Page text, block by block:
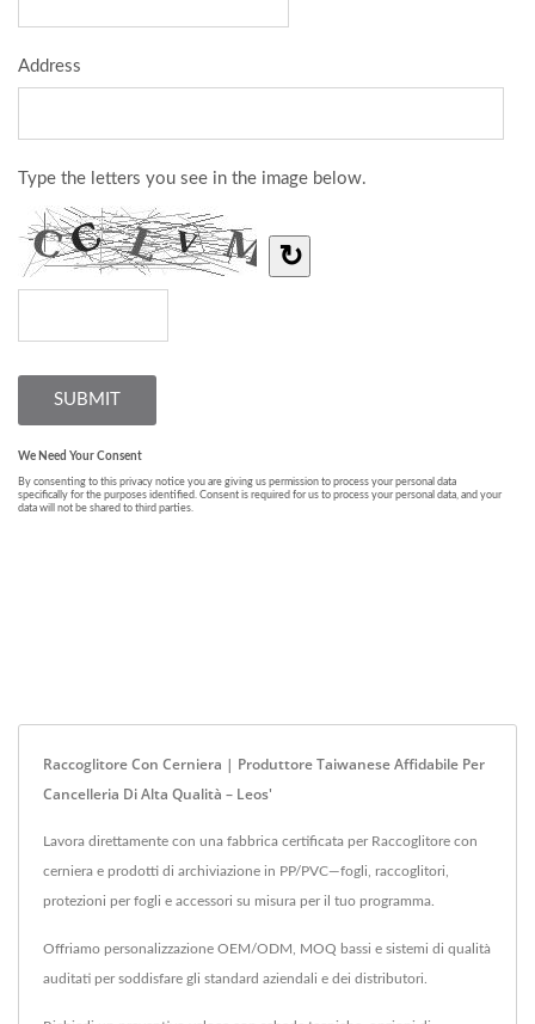
Raccoglitore Con Cerniera | Produttore Taiwanese Affidabile Per
Cancelleria Di Alta Qualità – Leos'
Lavora direttamente con una fabbrica certificata per Raccoglitore con
cerniera e prodotti di archiviazione in PP/PVC—fogli, raccoglitori,
protezioni per fogli e accessori su misura per il tuo programma.
Offriamo personalizzazione OEM/ODM, MOQ bassi e sistemi di qualità
auditati per soddisfare gli standard aziendali e dei distributori.